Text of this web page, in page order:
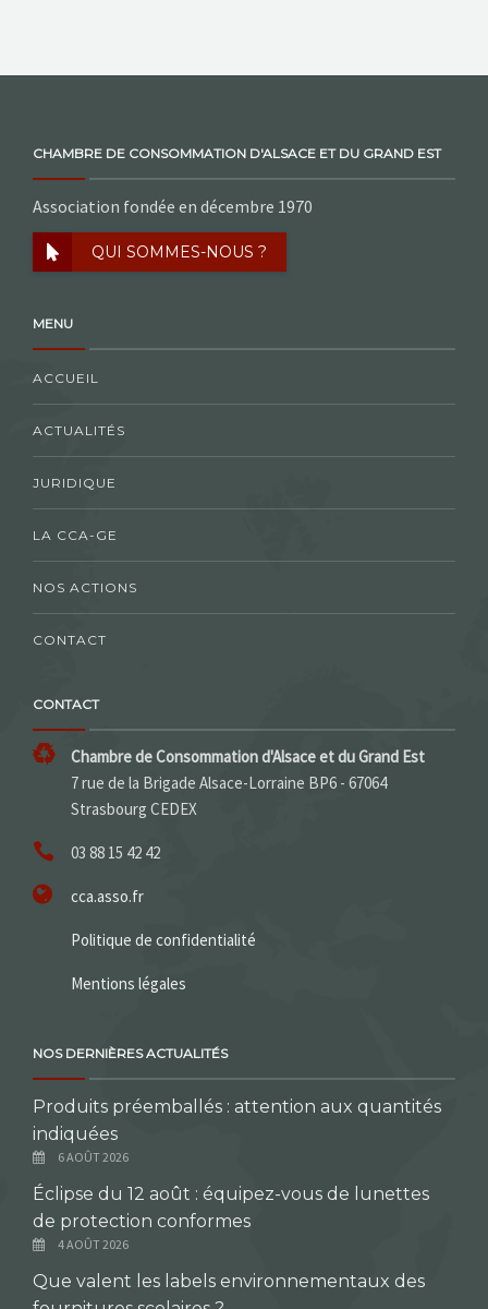
CHAMBRE DE CONSOMMATION D'ALSACE ET DU GRAND EST
Association fondée en décembre 1970
QUI SOMMES-NOUS ?
MENU
ACCUEIL
ACTUALITÉS
JURIDIQUE
LA CCA-GE
NOS ACTIONS
CONTACT
CONTACT
Chambre de Consommation d'Alsace et du Grand Est
7 rue de la Brigade Alsace-Lorraine BP6 - 67064
Strasbourg CEDEX
03 88 15 42 42
cca.asso.fr
Politique de confidentialité
Mentions légales
NOS DERNIÈRES ACTUALITÉS
Produits préemballés : attention aux quantités
indiquées
6 AOÛT 2026
Éclipse du 12 août : équipez-vous de lunettes
de protection conformes
4 AOÛT 2026
Que valent les labels environnementaux des